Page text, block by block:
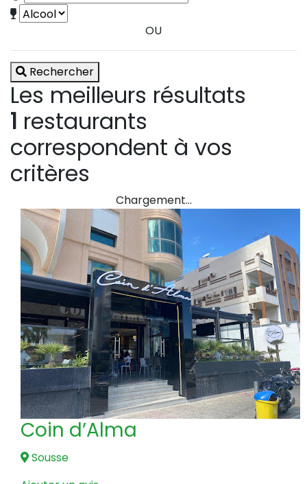
OU
Rechercher
Les meilleurs résultats
1 restaurants
correspondent à vos
critères
Chargement…
Coin d’Alma
Sousse